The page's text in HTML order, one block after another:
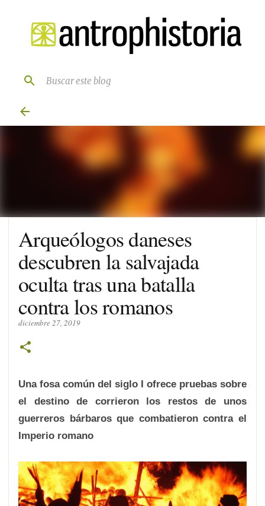
Ir al contenido principal
Arqueólogos daneses
descubren la salvajada
oculta tras una batalla
contra los romanos
diciembre 27, 2019
Una fosa común del siglo I ofrece pruebas sobre
el destino de corrieron los restos de unos
guerreros bárbaros que combatieron contra el
Imperio romano